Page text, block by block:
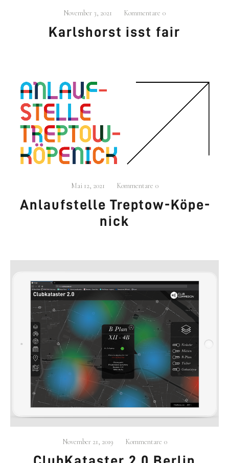
November 3, 2021 Kommentare 0
Karls­horst isst fair
Mai 12, 2021 Kommentare 0
Anlauf­stel­le Trep­tow-Köpe­
nick
November 21, 2019 Kommentare 0